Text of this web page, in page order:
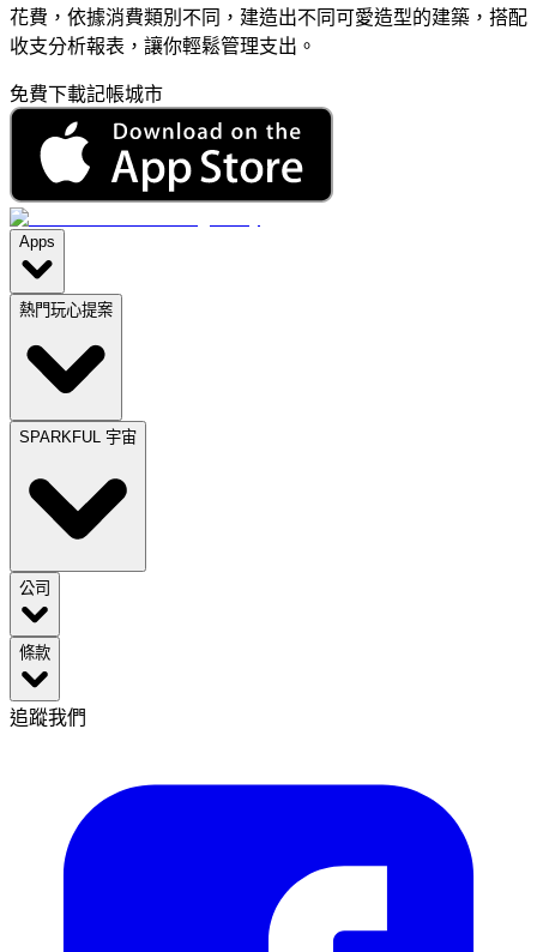
花費，依據消費類別不同，建造出不同可愛造型的建築，搭配
收支分析報表，讓你輕鬆管理支出。
免費下載記帳城市
Apps
熱門玩心提案
SPARKFUL 宇宙
公司
條款
追蹤我們